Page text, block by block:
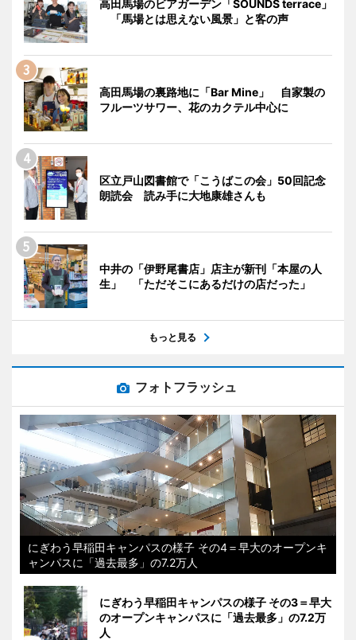
高田馬場のビアガーデン「SOUNDS terrace」
「馬場とは思えない風景」と客の声
高田馬場の裏路地に「Bar Mine」 自家製の
フルーツサワー、花のカクテル中心に
区立戸山図書館で「こうばこの会」50回記念
朗読会 読み手に大地康雄さんも
中井の「伊野尾書店」店主が新刊「本屋の人
生」 「ただそこにあるだけの店だった」
もっと見る
フォトフラッシュ
にぎわう早稲田キャンパスの様子 その4＝早大のオープンキ
ャンパスに「過去最多」の7.2万人
にぎわう早稲田キャンパスの様子 その3＝早大
のオープンキャンパスに「過去最多」の7.2万
人